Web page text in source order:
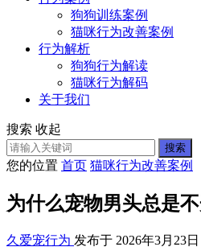
狗狗训练案例
猫咪行为改善案例
行为解析
狗狗行为解读
猫咪行为解码
关于我们
搜索 收起
搜索
您的位置 首页 猫咪行为改善案例
为什么宠物男头总是
久爱宠行为 发布于 2026年3月23日